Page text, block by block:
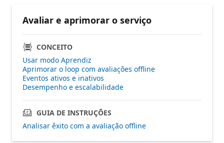
Avaliar e aprimorar o serviço
CONCEITO
Usar modo Aprendiz
Aprimorar o loop com avaliações offline
Eventos ativos e inativos
Desempenho e escalabilidade
GUIA DE INSTRUÇÕES
Analisar êxito com a avaliação offline